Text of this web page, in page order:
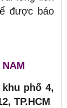
được báo
NAM
khu phố 4,
TP.HCM